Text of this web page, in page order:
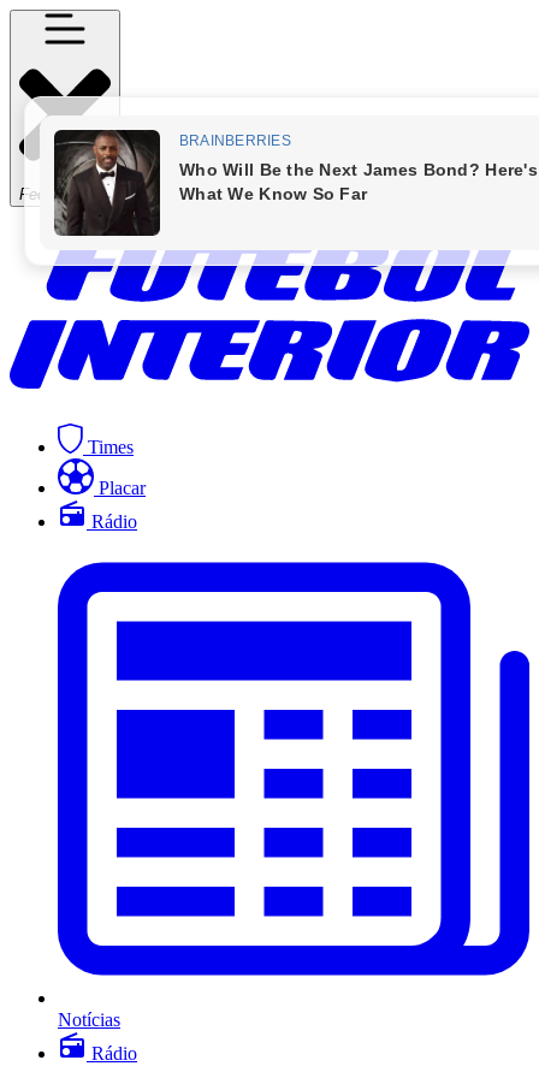
Fechar Menu
Times
Placar
Rádio
Notícias
Rádio